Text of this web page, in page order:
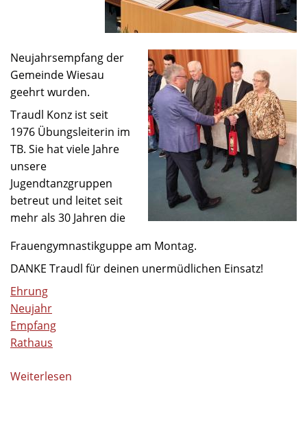
Neujahrsempfang der
Gemeinde Wiesau
geehrt wurden.
Traudl Konz ist seit
1976 Übungsleiterin im
TB. Sie hat viele Jahre
unsere
Jugendtanzgruppen
betreut und leitet seit
mehr als 30 Jahren die
Frauengymnastikguppe am Montag.
DANKE Traudl für deinen unermüdlichen Einsatz!
Ehrung
Neujahr
Empfang
Rathaus
Weiterlesen